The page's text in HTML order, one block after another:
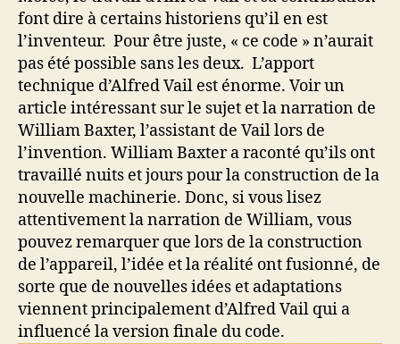
font dire à certains historiens qu’il en est
l’inventeur. Pour être juste, « ce code » n’aurait
pas été possible sans les deux. L’apport
technique d’Alfred Vail est énorme. Voir un
article intéressant sur le sujet et la narration de
William Baxter, l’assistant de Vail lors de
l’invention. William Baxter a raconté qu’ils ont
travaillé nuits et jours pour la construction de la
nouvelle machinerie. Donc, si vous lisez
attentivement la narration de William, vous
pouvez remarquer que lors de la construction
de l’appareil, l’idée et la réalité ont fusionné, de
sorte que de nouvelles idées et adaptations
viennent principalement d’Alfred Vail qui a
influencé la version finale du code.